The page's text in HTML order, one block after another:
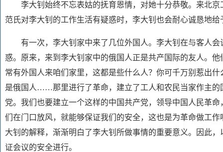
李大钊始终不忘表姑的抚育恩情，对她十分恭敬。来北京
范氏对李大钊的工作生活有疑惑时，李大钊也会耐心诚恳地给
有一次，李大钊家中来了几位外国人。李大钊在与客人会
惑。原来，来到李大钊家中的俄国人正是共产国际的友人。
常有外国人来咱们家里，这都是些什么人？你可千万别惹出
是俄国人……那里进行了革命，建立了工人和农民当家作主的
党。我们也要建立一个这样的中国共产党，领导中国人民革
们在门口放风，就能够保证我们的安全，这也是为革命做工
大钊的解释，渐渐明白了李大钊所做事情的重要意义。因此
证会议的安全进行。